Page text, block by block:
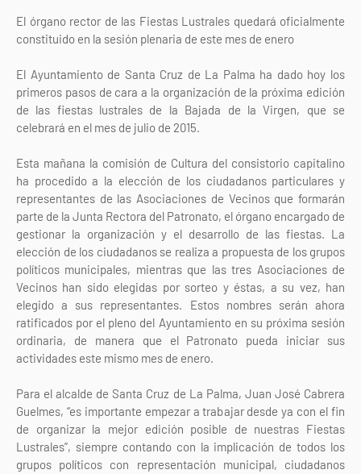
El órgano rector de las Fiestas Lustrales quedará oficialmente
constituido en la sesión plenaria de este mes de enero
El Ayuntamiento de Santa Cruz de La Palma ha dado hoy los
primeros pasos de cara a la organización de la próxima edición
de las fiestas lustrales de la Bajada de la Virgen, que se
celebrará en el mes de julio de 2015.
Esta mañana la comisión de Cultura del consistorio capitalino
ha procedido a la elección de los ciudadanos particulares y
representantes de las Asociaciones de Vecinos que formarán
parte de la Junta Rectora del Patronato, el órgano encargado de
gestionar la organización y el desarrollo de las fiestas. La
elección de los ciudadanos se realiza a propuesta de los grupos
políticos municipales, mientras que las tres Asociaciones de
Vecinos han sido elegidas por sorteo y éstas, a su vez, han
elegido a sus representantes. Estos nombres serán ahora
ratificados por el pleno del Ayuntamiento en su próxima sesión
ordinaria, de manera que el Patronato pueda iniciar sus
actividades este mismo mes de enero.
Para el alcalde de Santa Cruz de La Palma, Juan José Cabrera
Guelmes, “es importante empezar a trabajar desde ya con el fin
de organizar la mejor edición posible de nuestras Fiestas
Lustrales”, siempre contando con la implicación de todos los
grupos políticos con representación municipal, ciudadanos